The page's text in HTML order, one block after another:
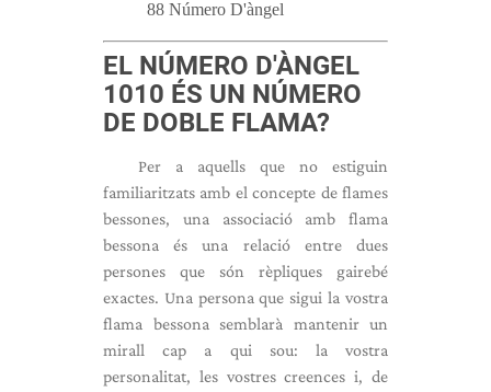
88 Número D'àngel
EL NÚMERO D'ÀNGEL
1010 ÉS UN NÚMERO
DE DOBLE FLAMA?
Per a aquells que no estiguin
familiaritzats amb el concepte de flames
bessones, una associació amb flama
bessona és una relació entre dues
persones que són rèpliques gairebé
exactes. Una persona que sigui la vostra
flama bessona semblarà mantenir un
mirall cap a qui sou: la vostra
personalitat, les vostres creences i, de